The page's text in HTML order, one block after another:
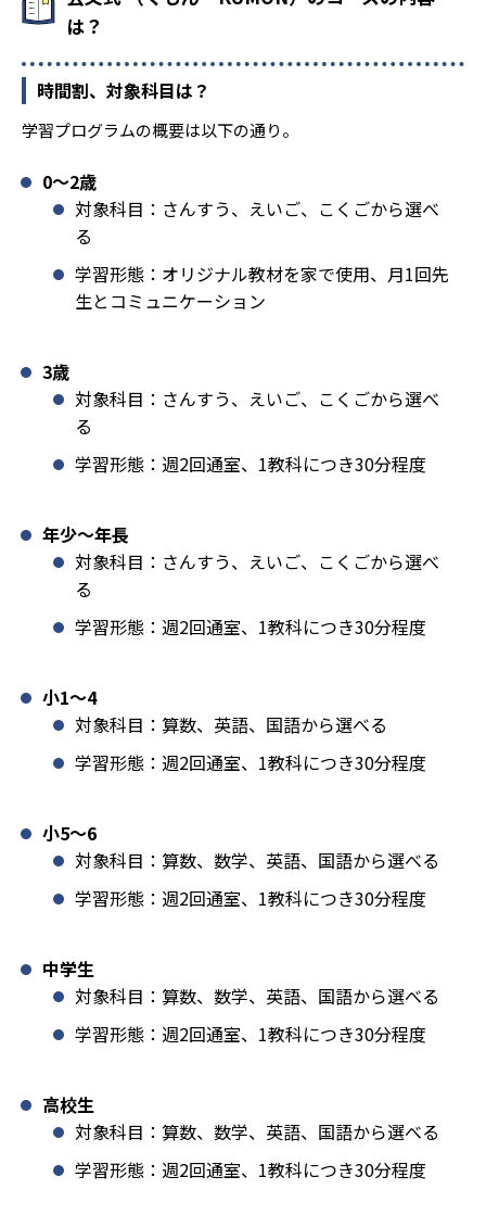
は？
時間割、対象科目は？
学習プログラムの概要は以下の通り。
0〜2歳
対象科目：さんすう、えいご、こくごから選べ
る
学習形態：オリジナル教材を家で使用、月1回先
生とコミュニケーション
3歳
対象科目：さんすう、えいご、こくごから選べ
る
学習形態：週2回通室、1教科につき30分程度
年少〜年長
対象科目：さんすう、えいご、こくごから選べ
る
学習形態：週2回通室、1教科につき30分程度
小1️〜4
対象科目：算数、英語、国語から選べる
学習形態：週2回通室、1教科につき30分程度
小5〜6
対象科目：算数、数学、英語、国語から選べる
学習形態：週2回通室、1教科につき30分程度
中学生
対象科目：算数、数学、英語、国語から選べる
学習形態：週2回通室、1教科につき30分程度
高校生
対象科目：算数、数学、英語、国語から選べる
学習形態：週2回通室、1教科につき30分程度